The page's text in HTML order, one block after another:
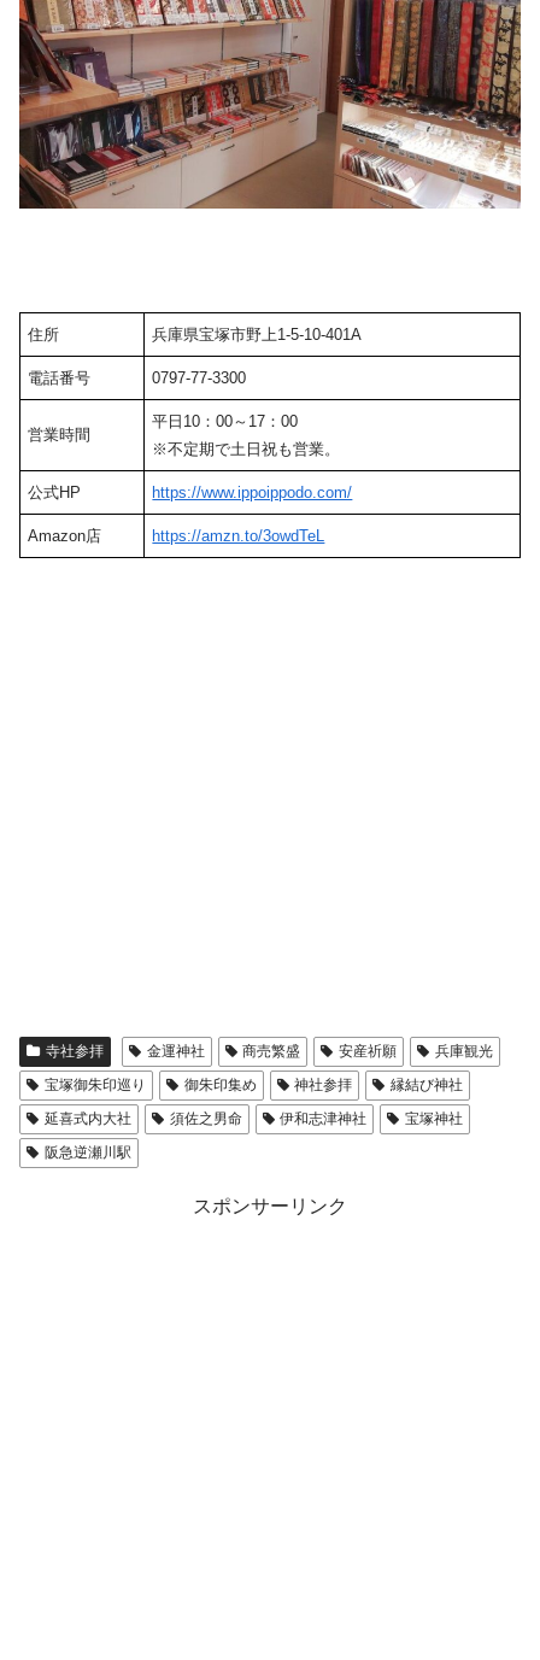
住所 兵庫県宝塚市野上1-5-10-401A
電話番号 0797-77-3300
営業時間
平日10：00～17：00
※不定期で土日祝も営業。
公式HP https://www.ippoippodo.com/
Amazon店 https://amzn.to/3owdTeL
寺社参拝 金運神社 商売繁盛 安産祈願
兵庫観光
宝塚御朱印巡り
御朱印集め 神社参拝
縁結び神社
延喜式内大社
須佐之男命 伊和志津神社
宝塚神社
阪急逆瀬川駅
スポンサーリンク